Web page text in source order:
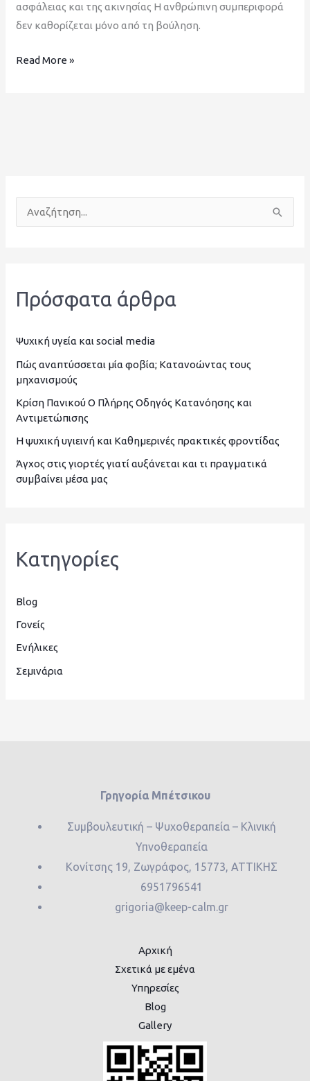
ασφάλειας και της ακινησίας Η ανθρώπινη συμπεριφορά
δεν καθορίζεται μόνο από τη βούληση.
Read More »
η
σ
η
γ
ι
α
:
Πρόσφατα άρθρα
Ψυχική υγεία και social media
Πώς αναπτύσσεται μία φοβία; Κατανοώντας τους
μηχανισμούς
Κρίση Πανικού Ο Πλήρης Οδηγός Κατανόησης και
Αντιμετώπισης
Η ψυχική υγιεινή και Καθημερινές πρακτικές φροντίδας
Άγχος στις γιορτές γιατί αυξάνεται και τι πραγματικά
συμβαίνει μέσα μας
Kατηγορίες
Blog
Γονείς
Ενήλικες
Σεμινάρια
Γρηγορία Μπέτσικου
Συμβουλευτική – Ψυχοθεραπεία – Κλινική
Υπνοθεραπεία
Κονίτσης 19, Ζωγράφος, 15773, ΑΤΤΙΚΗΣ
6951796541
grigoria@keep-calm.gr
Αρχική
Σχετικά με εμένα
Υπηρεσίες
Blog
Gallery